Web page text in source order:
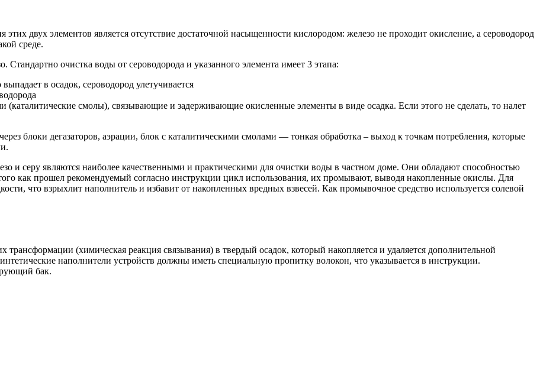
двух элементов является отсутствие достаточной насыщенности кислородом: железо не проходит окисление, а сероводород
среде.
очистка воды от сероводорода и указанного элемента имеет 3 этапа:
в осадок, сероводород улетучивается
(каталитические смолы), связывающие и задерживающие окисленные элементы в виде осадка. Если этого не сделать, то налет
блоки дегазаторов, аэрации, блок с каталитическими смолами — тонкая обработка – выход к точкам потребления, которые
и серу являются наиболее качественными и практическими для очистки воды в частном доме. Они обладают способностью
как прошел рекомендуемый согласно инструкции цикл использования, их промывают, выводя накопленные окислы. Для
что взрыхлит наполнитель и избавит от накопленных вредных взвесей. Как промывочное средство используется солевой
(химическая реакция связывания) в твердый осадок, который накопляется и удаляется дополнительной
наполнители устройств должны иметь специальную пропитку волокон, что указывается в инструкции.
бак.